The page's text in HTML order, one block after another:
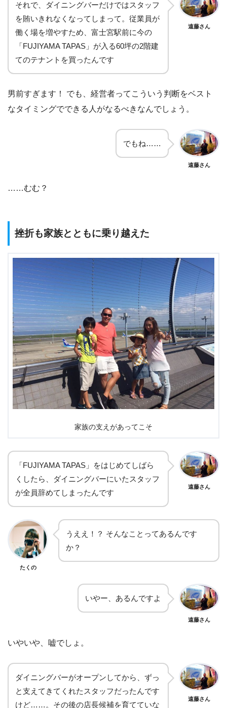
それで、ダイニングバーだけではスタッフ
を賄いきれなくなってしまって。従業員が
働く場を増やすため、富士宮駅前に今の
「FUJIYAMA TAPAS」が入る60坪の2階建
てのテナントを買ったんです
遠藤さん
男前すぎます！ でも、経営者ってこういう判断をベスト
なタイミングでできる人がなるべきなんでしょう。
でもね……
遠藤さん
……むむ？
挫折も家族とともに乗り越えた
家族の支えがあってこそ
「FUJIYAMA TAPAS」をはじめてしばら
くしたら、ダイニングバーにいたスタッフ
が全員辞めてしまったんです
遠藤さん
たくの
うええ！？ そんなことってあるんです
か？
いやー、あるんですよ
遠藤さん
いやいや、嘘でしょ。
ダイニングバーがオープンしてから、ずっ
と支えてきてくれたスタッフだったんです
けど……。その後の店長候補を育てていな
遠藤さん